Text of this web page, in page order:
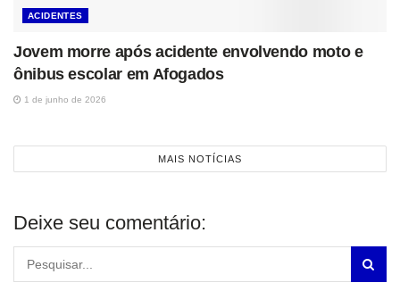
ACIDENTES
Jovem morre após acidente envolvendo moto e
ônibus escolar em Afogados
1 de junho de 2026
MAIS NOTÍCIAS
Deixe seu comentário: